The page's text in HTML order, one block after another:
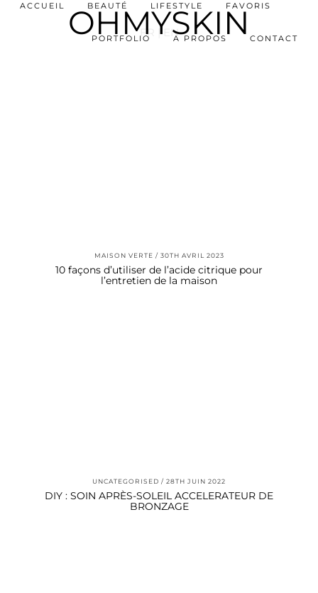
ACCUEIL BEAUTÉ LIFESTYLE FAVORIS
OHMYSKIN
PORTFOLIO A PROPOS CONTACT
FR | EN
MAISON VERTE 30TH AVRIL 2023
10 façons d’utiliser de l’acide citrique pour
l’entretien de la maison
UNCATEGORISED 28TH JUIN 2022
DIY : SOIN APRÈS-SOLEIL ACCELERATEUR DE
BRONZAGE